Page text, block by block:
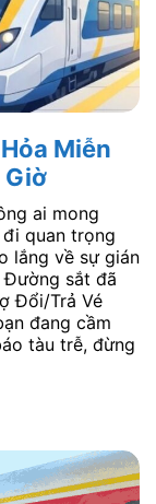
Miễn
Giờ
ai mong
quan trọng
lắng về sự gián
Đường sắt đã
Đổi/Trả Vé
đang cầm
tàu trễ, đừng